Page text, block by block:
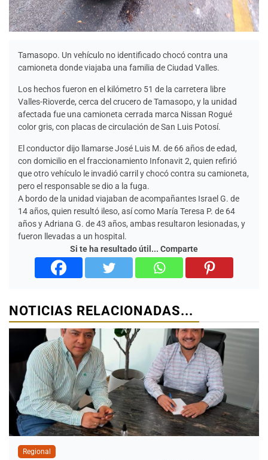
Tamasopo. Un vehículo no identificado chocó contra una
camioneta donde viajaba una familia de Ciudad Valles.
Los hechos fueron en el kilómetro 51 de la carretera libre
Valles-Rioverde, cerca del crucero de Tamasopo, y la unidad
afectada fue una camioneta cerrada marca Nissan Rogué
color gris, con placas de circulación de San Luis Potosí.
El conductor dijo llamarse José Luis M. de 66 años de edad,
con domicilio en el fraccionamiento Infonavit 2, quien refirió
que otro vehículo le invadió carril y chocó contra su camioneta,
pero el responsable se dio a la fuga.
A bordo de la unidad viajaban de acompañantes Israel G. de
14 años, quien resultó ileso, así como María Teresa P. de 64
años y Adriana G. de 43 años, ambas resultaron lesionadas, y
fueron llevadas a un hospital.
Si te ha resultado útil... Comparte
NOTICIAS RELACIONADAS...
Regional